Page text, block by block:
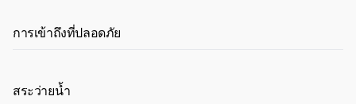
การเข้าถึงที่ปลอดภัย
สระว่ายน้ำ